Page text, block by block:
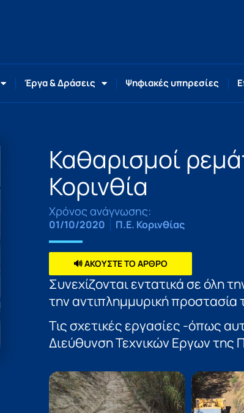
Έργα & Δράσεις Ψηφιακές υπηρεσίες
Καθαρισμοί
Κορινθία
Χρόνος ανάγνωσης:
01/10/2020 Π.Ε. Κορινθίας
🔊 ΑΚΟΥΣΤΕ ΤΟ ΑΡΘΡΟ
Συνεχίζονται εντατικά σε όλη
την αντιπλημμυρική προστασία
Τις σχετικές εργασίες -όπως
Διεύθυνση Τεχνικών Εργων της